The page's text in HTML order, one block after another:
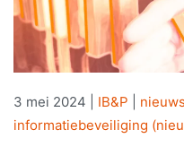
3 mei 2024 IB&P
informatiebeveiliging